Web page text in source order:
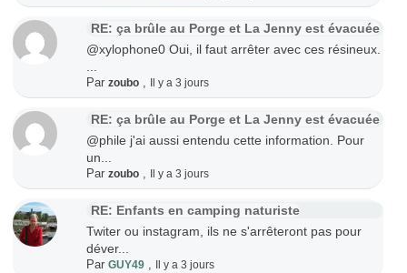
RE: ça brûle au Porge et La Jenny est évacuée
@xylophone0 Oui, il faut arrêter avec ces résineux.
Parzoubo Il y a 3 jours
RE: ça brûle au Porge et La Jenny est évacuée
@phile j'ai aussi entendu cette information. Pour
un...
Parzoubo Il y a 3 jours
RE: Enfants en camping naturiste
Twiter ou instagram, ils ne s'arrêteront pas pour
déver...
ParGUY49 Il y a 3 jours